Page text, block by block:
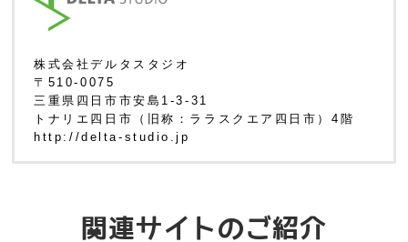
株式会社デルタスタジオ
〒510-0075
三重県四日市市安島1-3-31
トナリエ四日市（旧称：ララスクエア四日市）4階
http://delta-studio.jp
関連サイトのご紹介